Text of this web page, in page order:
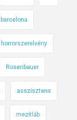
barcelona
horrorszerelvény
Rosenbauer
asszisztens
mezítláb